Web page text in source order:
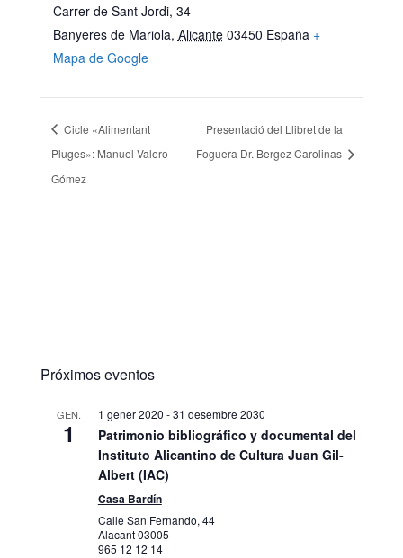
Carrer de Sant Jordi, 34
Banyeres de Mariola, Alicante 03450 España +
Mapa de Google
Cicle «Alimentant
Pluges»: Manuel Valero
Gómez
Presentació del Llibret de la
Foguera Dr. Bergez Carolinas
Próximos eventos
GEN.
1
1 gener 2020 -31 desembre 2030
Patrimonio bibliográfico y documental del
Instituto Alicantino de Cultura Juan Gil-
Albert (IAC)
Casa Bardín
Calle San Fernando, 44
Alacant03005
965 12 12 14